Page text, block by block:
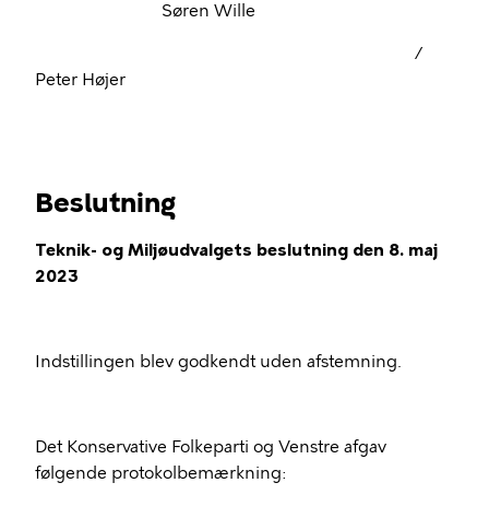
Søren Wille
/
Peter Højer
Beslutning
Teknik- og Miljøudvalgets beslutning den 8. maj
2023
Indstillingen blev godkendt uden afstemning.
Det Konservative Folkeparti og Venstre afgav
følgende protokolbemærkning: